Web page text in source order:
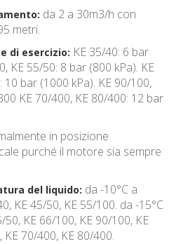
da 2 a 30m3/h con
metri.
di esercizio: KE 35/40: 6 bar
KE 55/50: 8 bar (800 kPa). KE
10 bar (1000 kPa). KE 90/100,
KE 70/400, KE 80/400: 12 bar
in posizione
purché il motore sia sempre
del liquido: da -10°C a
KE 45/50, KE 55/100. da -15°C
50, KE 66/100, KE 90/100, KE
70/400, KE 80/400.